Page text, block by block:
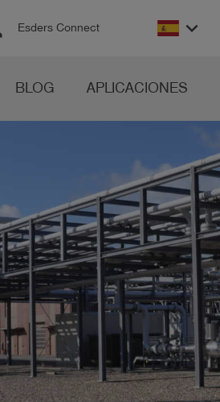
Esders Connect keyboard_arrow_down
BLOG APLICACIONES